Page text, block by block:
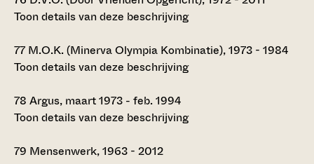
Toon details van deze beschrijving
77 M.O.K. (Minerva Olympia Kombinatie), 1973 - 1984
Toon details van deze beschrijving
78 Argus, maart 1973 - feb. 1994
Toon details van deze beschrijving
79 Mensenwerk, 1963 - 2012